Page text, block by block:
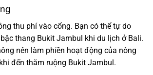
thu phí vào cổng. Bạn có thể tự do
thang Bukit Jambul khi du lịch ở Bali.
nên làm phiền hoạt động của nông
đến thăm ruộng Bukit Jambul.